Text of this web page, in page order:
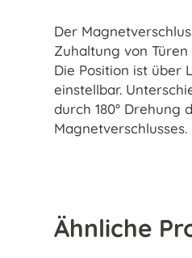
Der
Zuhaltung von Türen
Die Position ist über
einstellbar.
durch 180° Drehung
Magnetverschlusses.
Ähnliche